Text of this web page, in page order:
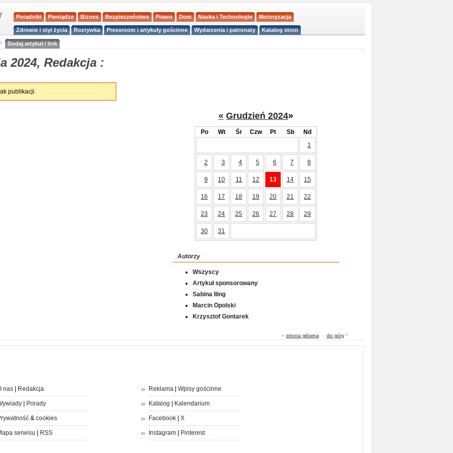
Poradniki Pieniądze Biznes Bezpieczeństwo Prawo Dom Nauka i Technologie Motoryzacja
Zdrowie i styl życia Rozrywka Pressroom i artykuły gościnne Wydarzenia i patronaty Katalog stron
Dodaj artykuł / link
2024, Redakcja :
publikacji.
« Grudzień 2024»
Po Wt Śr Czw Pt Sb
Nd
1
2 3 4 5 6 7 8
9 10 11 12 13 14 15
16 17 18 19 20 21 22
23 24 25 26 27 28 29
30 31
Autorzy
Wszyscy
Artykuł sponsorowany
Sabina Iling
Marcin Opolski
Krzysztof Gontarek
« strona główna - do góry^
nas| Redakcja
| Porady
& cookies
serwisu RSS
Reklama| Wpisy gościnne
Katalog Kalendarium
Facebook| X
Instagram| Pinterest